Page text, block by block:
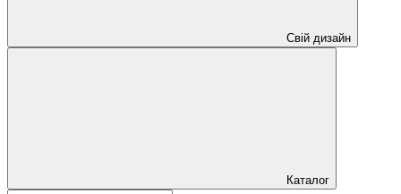
Свій дизайн
Каталог